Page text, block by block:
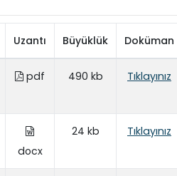
Uzantı Büyüklük Doküman
pdf 490 kb Tıklayınız
docx
24 kb Tıklayınız